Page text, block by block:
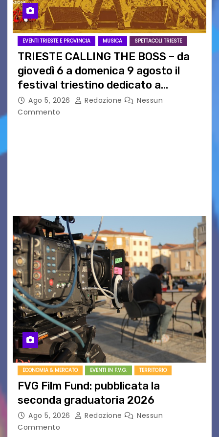
EVENTI TRIESTE E PROVINCIA MUSICA SPETTACOLI TRIESTE
TRIESTE CALLING THE BOSS – da
giovedì 6 a domenica 9 agosto il
festival triestino dedicato a
Springsteen
Ago 5, 2026 Redazione
Nessun
Commento
ECONOMIA & MERCATO EVENTI IN F.V.G. TERRITORIO
FVG Film Fund: pubblicata la
seconda graduatoria 2026
Ago 5, 2026 Redazione
Nessun
Commento